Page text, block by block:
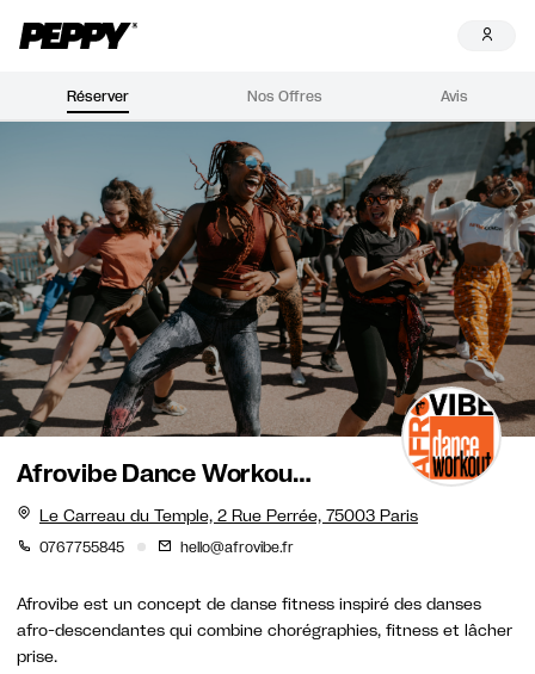
Réserver Nos Offres Avis
Afrovibe Dance Workout (Paris)
Le Carreau du Temple, 2 Rue Perrée, 75003 Paris
0767755845 hello@afrovibe.fr
Afrovibe est un concept de danse fitness inspiré des danses
afro-descendantes qui combine chorégraphies, fitness et lâcher
prise.